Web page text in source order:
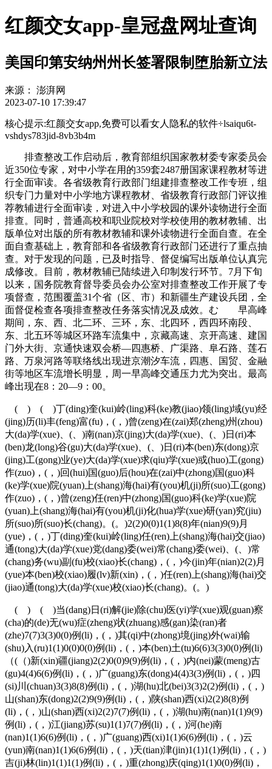
红颜交女app-皇冠盘网址查询
美国印第安纳州州长签署限制堕胎新立法
来源：
澎湃网
2023-07-10 17:39:47
核心提示:红颜交女app,免费可以看女人隐私的软件÷lsaiqu6t-
vshdys783jid-8vb3b4m
排查整改工作启动后，教育部组织国家教材委专家委员会
近350位专家，对中小学在用的359套2487册国家课程教材等进
行全面审读。各省级教育行政部门组建排查整改工作专班，组
织专门力量对中小学地方课程教材、省级教育行政部门评议推
荐教辅进行全面审读，对进入中小学校园的课外读物进行全面
排查。同时，普通高校和职业院校对学校使用的教材教辅、出
版单位对出版的所有教材教辅和课外读物进行全面自查。在全
面自查基础上，教育部和各省级教育行政部门还进行了重点抽
查。对于发现的问题，已及时指导、督促编写出版单位认真完
成修改。目前，教材教辅已陆续进入印制发行环节。7月下旬
以来，国务院教育督导委员会办公室对排查整改工作开展了专
项督查，范围覆盖31个省（区、市）和新疆生产建设兵团，全
面督促检查各项排查整改任务落实情况及成效。む 早高峰
期间，东、西、北二环、三环，东、北四环，西四环南段、
东、北五环等城区环路车流集中，京藏高速、京开高速、建国
门外大街、京通快速双会桥—四惠桥、广渠路、阜石路、莲石
路、万泉河路等联络线出现进京潮汐车流，四惠、国贸、金融
街等地区车流增长明显，周一早高峰交通压力尤为突出。最高
峰出现在8：20—9：00。
( ) ( )丁(ding)奎(kui)岭(ling)科(ke)教(jiao)领(ling)域(yu)经
(jing)历(li)丰(feng)富(fu)，(，)曾(zeng)在(zai)郑(zheng)州(zhou)
大(da)学(xue)、(、)南(nan)京(jing)大(da)学(xue)、(、)日(ri)本
(ben)龙(long)谷(gu)大(da)学(xue)、(、)日(ri)本(ben)东(dong)京
(jing)工(gong)业(ye)大(da)学(xue)求(qiu)学(xue)或(huo)工(gong)
作(zuo)，(，)回(hui)国(guo)后(hou)在(zai)中(zhong)国(guo)科
(ke)学(xue)院(yuan)上(shang)海(hai)有(you)机(ji)所(suo)工(gong)
作(zuo)，(，)曾(zeng)任(ren)中(zhong)国(guo)科(ke)学(xue)院
(yuan)上(shang)海(hai)有(you)机(ji)化(hua)学(xue)研(yan)究(jiu)
所(suo)所(suo)长(chang)。(。)2(2)0(0)1(1)8(8)年(nian)9(9)月
(yue)，(，)丁(ding)奎(kui)岭(ling)任(ren)上(shang)海(hai)交(jiao)
通(tong)大(da)学(xue)党(dang)委(wei)常(chang)委(wei)、(、)常
(chang)务(wu)副(fu)校(xiao)长(chang)，(，)今(jin)年(nian)2(2)月
(yue)本(ben)校(xiao)履(lv)新(xin)，(，)任(ren)上(shang)海(hai)交
(jiao)通(tong)大(da)学(xue)校(xiao)长(chang)。(。)
( ) ( )当(dang)日(ri)解(jie)除(chu)医(yi)学(xue)观(guan)察
(cha)的(de)无(wu)症(zheng)状(zhuang)感(gan)染(ran)者
(zhe)7(7)3(3)0(0)例(li)，(，)其(qi)中(zhong)境(jing)外(wai)输
(shu)入(ru)1(1)0(0)0(0)例(li)，(，)本(ben)土(tu)6(6)3(3)0(0)例(li)
（(（)新(xin)疆(jiang)2(2)0(0)9(9)例(li)，(，)内(nei)蒙(meng)古
(gu)4(4)6(6)例(li)，(，)广(guang)东(dong)4(4)3(3)例(li)，(，)四
(si)川(chuan)3(3)8(8)例(li)，(，)湖(hu)北(bei)3(3)2(2)例(li)，(，)
山(shan)东(dong)2(2)9(9)例(li)，(，)陕(shan)西(xi)2(2)8(8)例
(li)，(，)山(shan)西(xi)2(2)7(7)例(li)，(，)湖(hu)南(nan)1(1)9(9)
例(li)，(，)江(jiang)苏(su)1(1)7(7)例(li)，(，)河(he)南
(nan)1(1)6(6)例(li)，(，)广(guang)西(xi)1(1)6(6)例(li)，(，)云
(yun)南(nan)1(1)6(6)例(li)，(，)天(tian)津(jin)1(1)1(1)例(li)，(，)
吉(ji)林(lin)1(1)1(1)例(li)，(，)重(zhong)庆(qing)1(1)0(0)例(li)，